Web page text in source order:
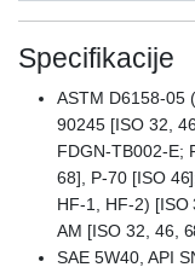
Specifikacije
ASTM D6158-05
90245 [ISO 32,
FDGN-TB002-E;
68], P-70 [ISO
HF-1, HF-2) [ISO
AM [ISO 32, 46,
SAE 5W40, API